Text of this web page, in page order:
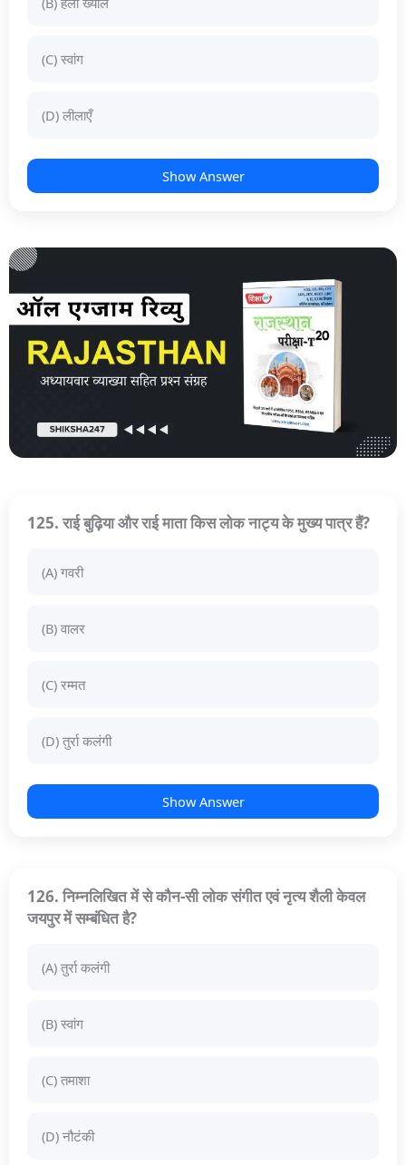
(C) स्वांग
(D) लीलाएँ
Show Answer
125. राई बुढ़िया और राई माता किस लोक नाट्य के मुख्य पात्र हैं?
(A) गवरी
(B) वालर
(C) रम्मत
(D) तुर्रा कलंगी
Show Answer
126. निम्नलिखित में से कौन-सी लोक संगीत एवं नृत्य शैली केवल
जयपुर में सम्बंधित है?
(A) तुर्रा कलंगी
(B) स्वांग
(C) तमाशा
(D) नौटंकी